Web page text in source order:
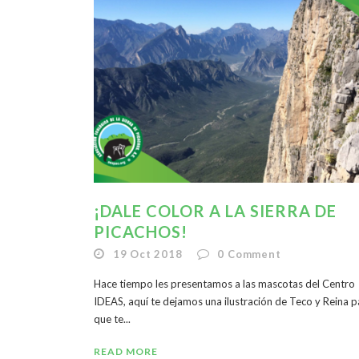
¡DALE COLOR A LA SIERRA DE
PICACHOS!
19 Oct 2018 0 Comment
Hace tiempo les presentamos a las mascotas del Centro
IDEAS, aquí te dejamos una ilustración de Teco y Reina
que te...
READ MORE